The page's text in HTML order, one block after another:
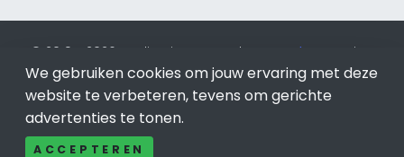
© 2019 - 2026 Realisatie en SEO door SEO-bureau
Lion
Internet. Betaal alleen voor bewezen resultaten?SEO
optimalisatie No Cure No Pay.Tilburgis onderdeel van Lion
Internet.
We gebruiken cookies om jouw ervaring met deze
website te verbeteren, tevens om gerichte
advertenties te tonen.
ACCEPTEREN